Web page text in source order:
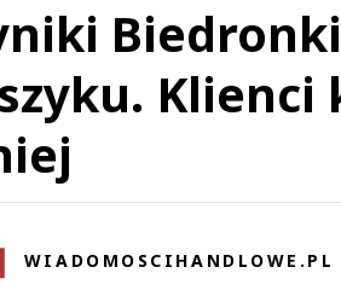
Klienci
WIADOMOSCIHANDLOWE.PL